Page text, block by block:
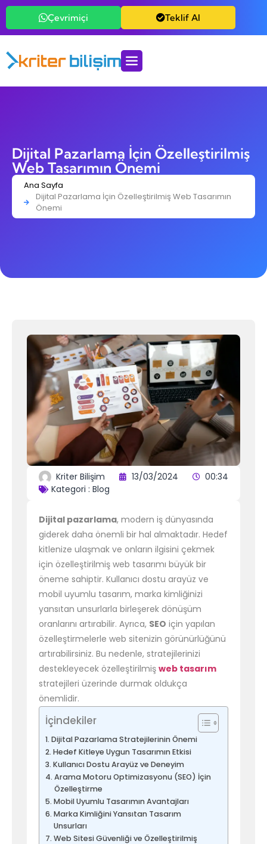
Çevrimiçi Teklif Al
Ana Sayfa
Dijital Pazarlama İçin Özelleştirilmiş Web Tasarımın
Önemi
Dijital Pazarlama İçin Özelleştirilmiş
Web Tasarımın Önemi
Kriter Bilişim 13/03/2024
00:34
Kategori : Blog
Dijital pazarlama, modern iş dünyasında
giderek daha önemli bir hal almaktadır. Hedef
kitlenize ulaşmak ve onların ilgisini çekmek
için özelleştirilmiş web tasarımı büyük bir
öneme sahiptir. Kullanıcı dostu arayüz ve
mobil uyumlu tasarım, marka kimliğinizi
yansıtan unsurlarla birleşerek dönüşüm
oranlarını artırabilir. Ayrıca, SEO için yapılan
özelleştirmelerle web sitenizin görünürlüğünü
artırabilirsiniz. Bu nedenle, stratejilerinizi
destekleyecek özelleştirilmiş web tasarım
stratejileri üzerinde durmak oldukça
önemlidir.
İçindekiler
Dijital Pazarlama Stratejilerinin Önemi
Hedef Kitleye Uygun Tasarımın Etkisi
Kullanıcı Dostu Arayüz ve Deneyim
Arama Motoru Optimizasyonu (SEO) İçin
Özelleştirme
Mobil Uyumlu Tasarımın Avantajları
Marka Kimliğini Yansıtan Tasarım
Unsurları
Web Sitesi Güvenliği ve Özelleştirilmiş